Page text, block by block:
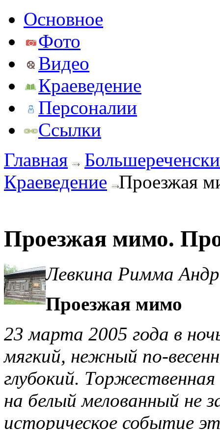
Основное
Фото
Видео
Краеведение
Персоналии
Ссылки
Главная
Краеведение
Проезжая
Проезжая мимо.
Левкина Римма
Проезжая мимо
23 марта 2005 года в
мягкий, нежный по-
глубокий.
на белый мелованный не
историческое событие